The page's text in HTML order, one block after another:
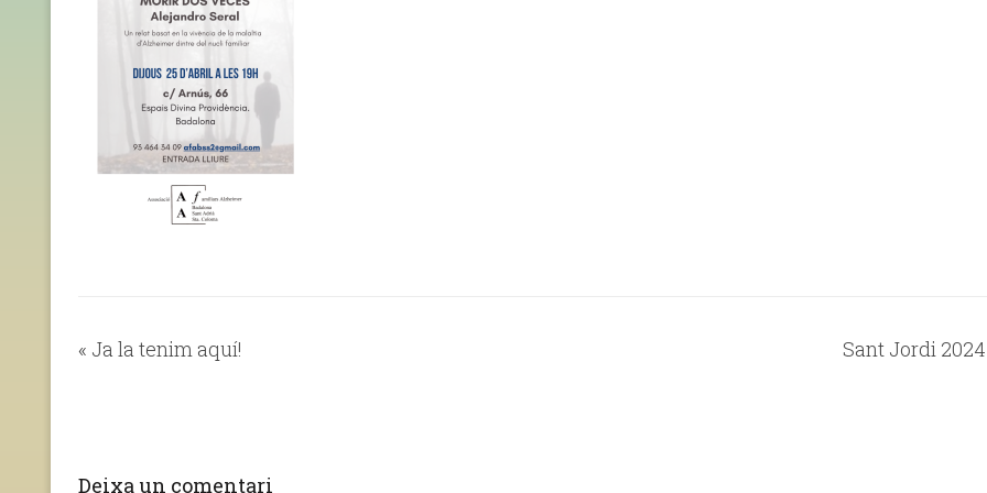
« Ja la tenim aquí! Sant Jordi 2024
Deixa un comentari